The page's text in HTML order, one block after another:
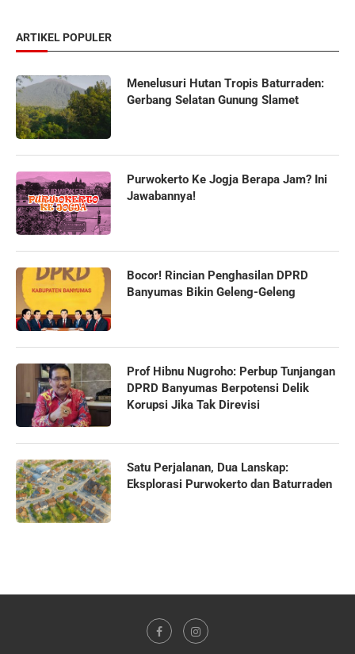
ARTIKEL POPULER
Menelusuri Hutan Tropis Baturraden:
Gerbang Selatan Gunung Slamet
Purwokerto Ke Jogja Berapa Jam? Ini
Jawabannya!
Bocor! Rincian Penghasilan DPRD
Banyumas Bikin Geleng-Geleng
Prof Hibnu Nugroho: Perbup Tunjangan
DPRD Banyumas Berpotensi Delik
Korupsi Jika Tak Direvisi
Satu Perjalanan, Dua Lanskap:
Eksplorasi Purwokerto dan Baturraden